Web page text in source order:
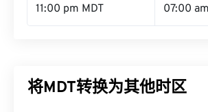
11:00 pm MDT 07:00
将MDT转换为其他时区